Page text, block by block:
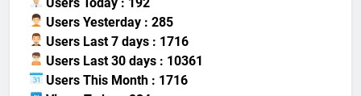
Users Today : 192
Users Yesterday : 285
Users Last 7 days : 1716
Users Last 30 days : 10361
Users This Month : 1716